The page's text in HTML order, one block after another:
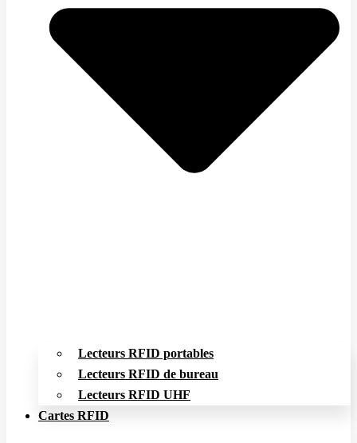
Lecteurs RFID portables
Lecteurs RFID de bureau
Lecteurs RFID UHF
Cartes RFID